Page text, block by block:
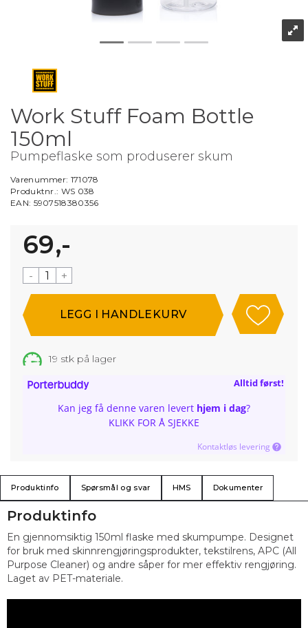
Work Stuff Foam Bottle
150ml
Pumpeflaske som produserer skum
Varenummer: 171078
Produktnr.: WS 038
EAN: 5907518380356
69,-
- +
19 stk på lager
Alltid først!
Kan jeg få denne varen levert hjem i dag?
KLIKK FOR Å SJEKKE
Kontaktløs levering
Produktinfo Spørsmål og svar HMS Dokumenter
Produktinfo
En gjennomsiktig 150ml flaske med skumpumpe. Designet
for bruk med skinnrengjøringsprodukter, tekstilrens, APC (All
Purpose Cleaner) og andre såper for mer effektiv rengjøring.
Laget av PET-materiale.